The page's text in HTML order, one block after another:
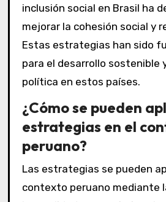
inclusión social en Brasil ha
mejorar la cohesión social y
Estas estrategias han sido
para el desarrollo sostenible
política en estos países.
¿Cómo se pueden
estrategias en el
peruano?
Las estrategias se pueden
contexto peruano mediante